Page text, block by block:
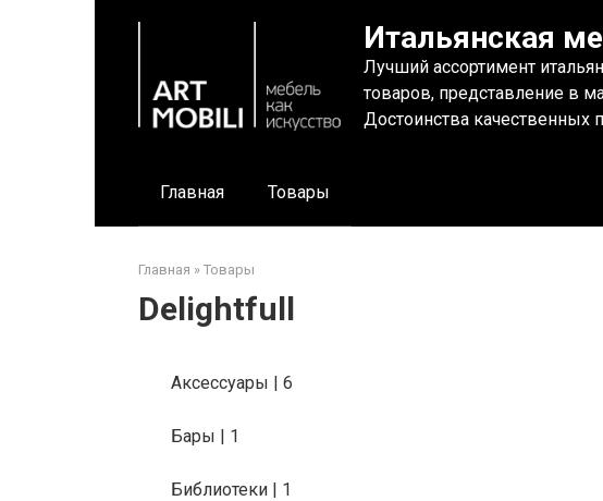
Итальянская
Лучший ассортимент
товаров, представление в
Достоинства качественных
Главная Товары
Главная » Товары
Delightfull
Аксессуары | 6
Бары | 1
Библиотеки | 1